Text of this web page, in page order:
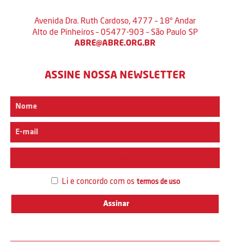
Avenida Dra. Ruth Cardoso, 4777 – 18º Andar
Alto de Pinheiros – 05477-903 – São Paulo SP
ABRE@ABRE.ORG.BR
ASSINE NOSSA NEWSLETTER
Li e concordo com os termos de uso